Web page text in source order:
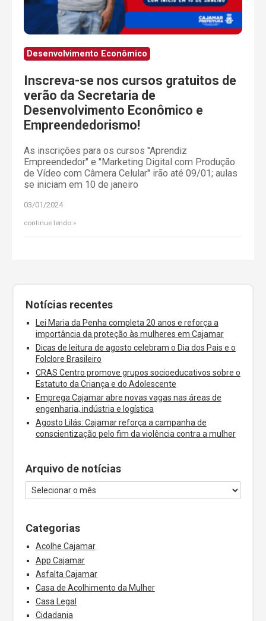
Desenvolvimento Econômico
Inscreva-se nos cursos gratuitos de
verão da Secretaria de
Desenvolvimento Econômico e
Empreendedorismo!
As inscrições para os cursos "Aprendiz
Empreendedor" e "Marketing Digital com Produção
de Vídeo com Câmera Celular" irão até 09/01; aulas
se iniciam em 10 de janeiro
03/01/2024
continue lendo
Notícias recentes
Lei Maria da Penha completa 20 anos e reforça a
importância da proteção às mulheres em Cajamar
Dicas de leitura de agosto celebram o Dia dos Pais e o
Folclore Brasileiro
CRAS Centro promove grupos socioeducativos sobre o
Estatuto da Criança e do Adolescente
Emprega Cajamar abre novas vagas nas áreas de
engenharia, indústria e logística
Agosto Lilás: Cajamar reforça a campanha de
conscientização pelo fim da violência contra a mulher
Arquivo de notícias
Categorias
Acolhe Cajamar
App Cajamar
Asfalta Cajamar
Casa de Acolhimento da Mulher
Casa Legal
Cidadania